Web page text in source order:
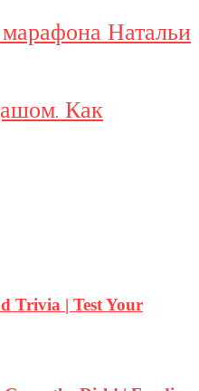
Натальи
Как
Trivia | Test Your